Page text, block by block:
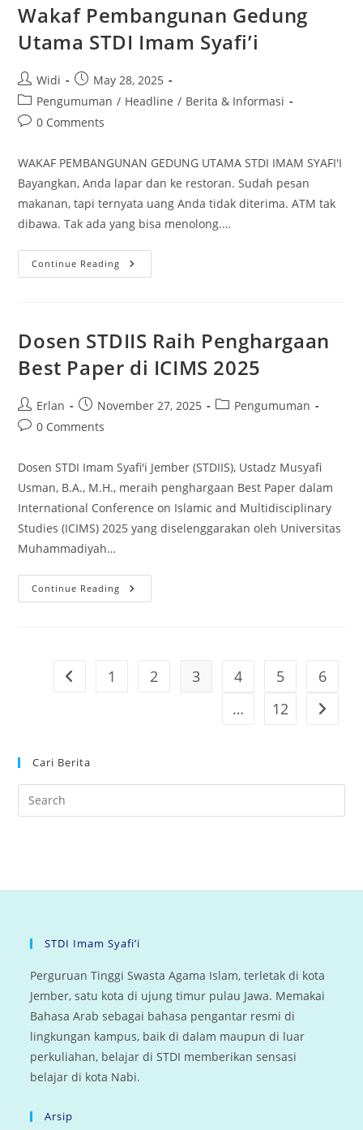
Wakaf Pembangunan Gedung
Utama STDI Imam Syafi’i
Post
author:
Widi
Post
published:
May 28, 2025
Post
category:
Pengumuman / Headline / Berita & Informasi
Post0 Comments
WAKAF PEMBANGUNAN GEDUNG UTAMA STDI IMAM SYAFI'I
Bayangkan, Anda lapar dan ke restoran. Sudah pesan
makanan, tapi ternyata uang Anda tidak diterima. ATM tak
dibawa. Tak ada yang bisa menolong.…
Continue Reading Wakaf
Pembangunan
Syafi’i
Dosen STDIIS Raih Penghargaan
Best Paper di ICIMS 2025
Post
author:
Erlan
Post
published:
November 27, 2025
PostPengumuman
Post0 Comments
Dosen STDI Imam Syafi'i Jember (STDIIS), Ustadz Musyafi
Usman, B.A., M.H., meraih penghargaan Best Paper dalam
International Conference on Islamic and Multidisciplinary
Studies (ICIMS) 2025 yang diselenggarakan oleh Universitas
Muhammadiyah…
Continue Reading Dosen
STDIIS
Go to the previous page
1 2 3 4 5
6
…
12 Go to
Cari Berita
STDI Imam Syafi’i
Perguruan Tinggi Swasta Agama Islam, terletak di kota
Jember, satu kota di ujung timur pulau Jawa. Memakai
Bahasa Arab sebagai bahasa pengantar resmi di
lingkungan kampus, baik di dalam maupun di luar
perkuliahan, belajar di STDI memberikan sensasi
belajar di kota Nabi.
Arsip